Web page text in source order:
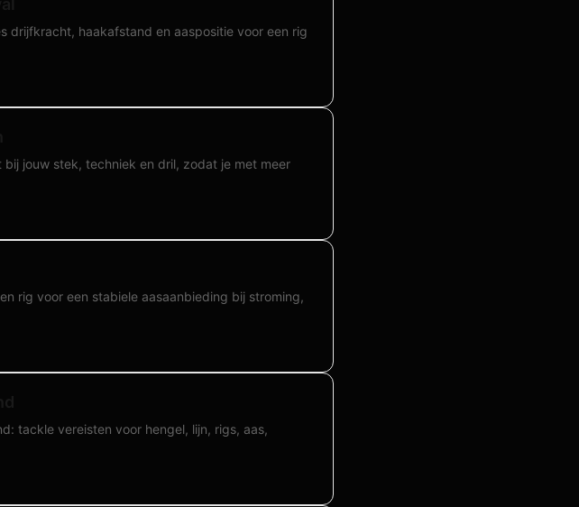
drijfkracht, haakafstand en aaspositie voor een rig
jouw stek, techniek en dril, zodat je met meer
rig voor een stabiele aasaanbieding bij stroming,
tackle vereisten voor hengel, lijn, rigs, aas,